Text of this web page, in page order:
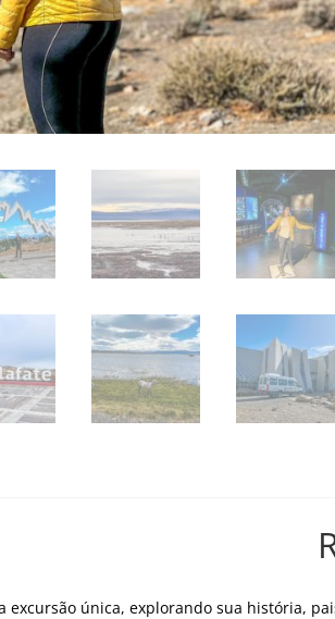
excursão única, explorando sua história,